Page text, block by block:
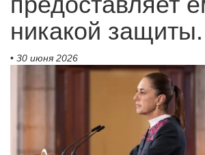
никакой защиты.
• 30 июня 2026